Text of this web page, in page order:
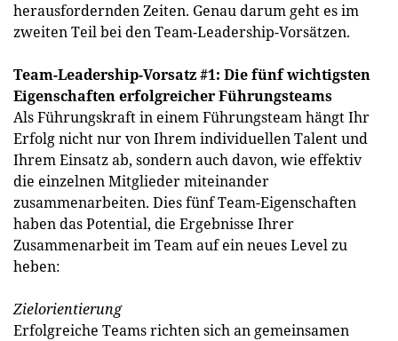
herausfordernden Zeiten. Genau darum geht es im
zweiten Teil bei den Team-Leadership-Vorsätzen.
Team-Leadership-Vorsatz #1: Die fünf wichtigsten
Eigenschaften erfolgreicher Führungsteams
Als Führungskraft in einem Führungsteam hängt Ihr
Erfolg nicht nur von Ihrem individuellen Talent und
Ihrem Einsatz ab, sondern auch davon, wie effektiv
die einzelnen Mitglieder miteinander
zusammenarbeiten. Dies fünf Team-Eigenschaften
haben das Potential, die Ergebnisse Ihrer
Zusammenarbeit im Team auf ein neues Level zu
heben:
Zielorientierung
Erfolgreiche Teams richten sich an gemeinsamen